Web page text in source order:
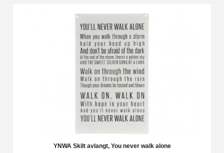
YNWA Skilt avlangt, You never walk alone